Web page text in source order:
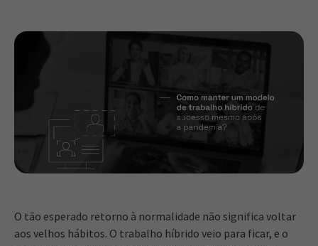
O tão esperado retorno à normalidade não significa voltar
aos velhos hábitos. O trabalho híbrido veio para ficar, e o